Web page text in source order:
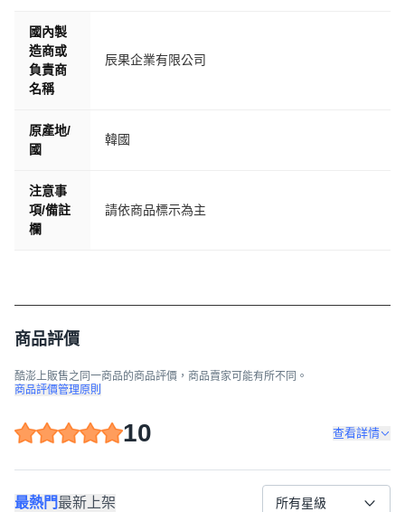
國內製
造商或
負責商
名稱
辰果企業有限公司
原產地/
國
韓國
注意事
項/備註
欄
請依商品標示為主
商品評價
酷澎上販售之同一商品的商品評價，商品賣家可能有所不同。
商品評價管理原則
10 查看詳情
最熱門最新上架 所有星級